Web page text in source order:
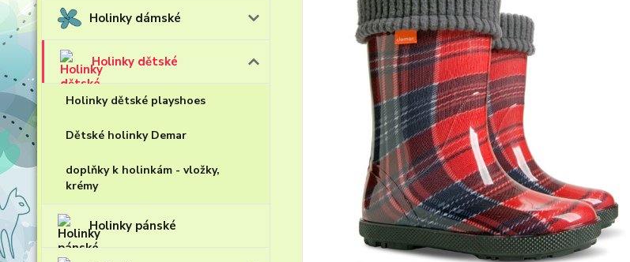
Holinky dámské
Holinky dětské
Holinky dětské playshoes
Dětské holinky Demar
doplňky k holinkám - vložky,
krémy
Holinky pánské